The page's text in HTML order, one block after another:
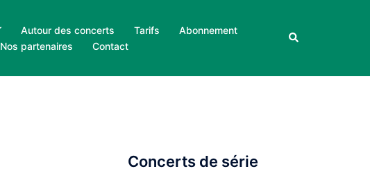
Autour des concerts Tarifs
Abonnement
Nos partenaires Contact
Rechercher
Concerts de série